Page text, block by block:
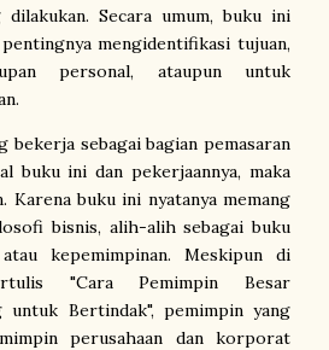
Secara umum, buku ini
mengidentifikasi tujuan,
personal, ataupun untuk
bekerja sebagai bagian pemasaran
buku ini dan pekerjaannya, maka
Karena buku ini nyatanya memang
bisnis, alih-alih sebagai buku
kepemimpinan. Meskipun di
"Cara Pemimpin Besar
untuk Bertindak", pemimpin yang
perusahaan dan korporat